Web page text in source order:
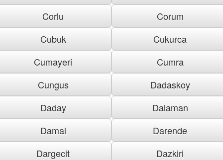
Corlu
Corum
Cubuk
Cukurca
Cumayeri
Cumra
Cungus
Dadaskoy
Daday
Dalaman
Damal
Darende
Dargecit
Dazkiri